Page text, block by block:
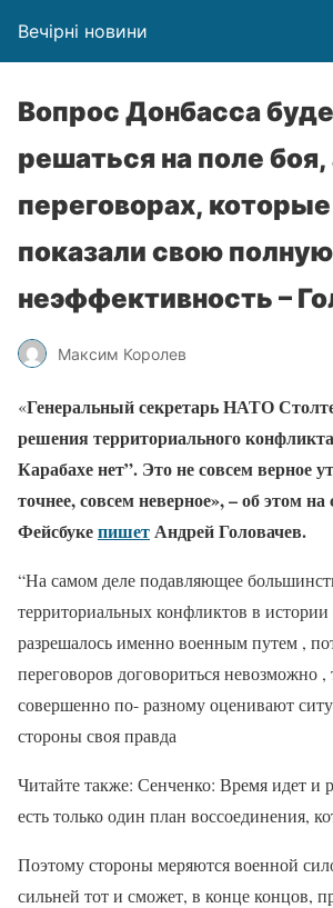
Вечірні новини
Вопрос Донбасса
решаться на поле боя,
переговорах,
показали свою полную
неэффективность –
Максим Королев
«Генеральный секретарь НАТО
решения территориального
Карабахе нет”. Это не совсем верное
точнее, совсем неверное», – об этом
ФейсбукепишетАндрей Головачев.
“На самом деле подавляющее
территориальных конфликтов в истории
разрешалось именно военным путем ,
переговоров договориться невозможно ,
совершенно по- разному оценивают
стороны своя правда
Читайте также: Сенченко: Время идет и
есть только один план воссоединения,
Поэтому стороны меряются военной
сильней тот и сможет, в конце концов,